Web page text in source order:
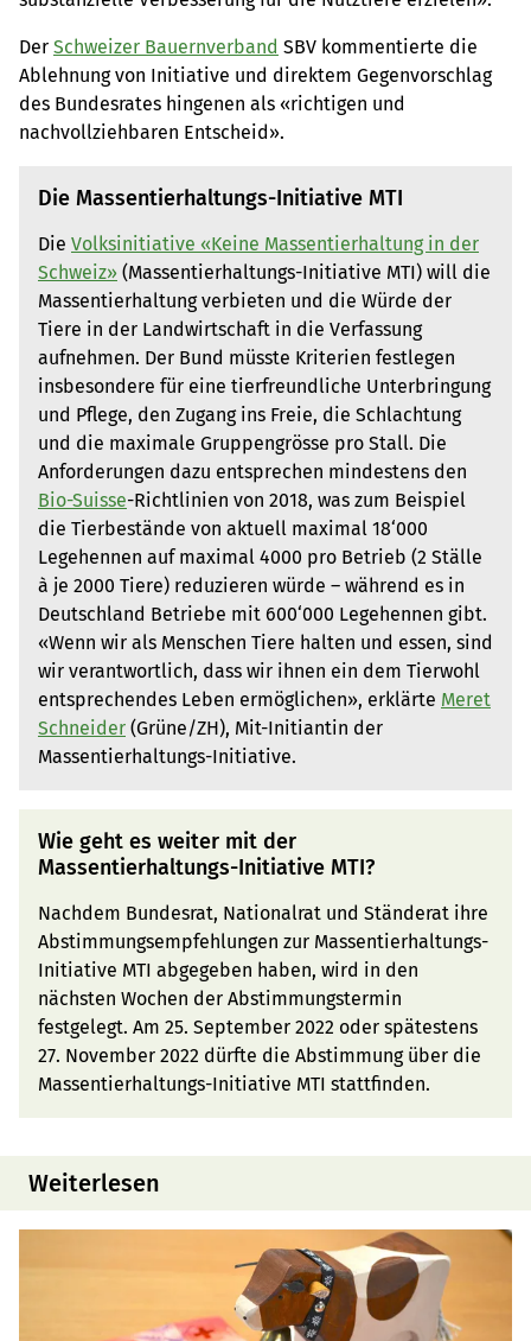
Der Schweizer Bauernverband SBV kommentierte die
Ablehnung von Initiative und direktem Gegenvorschlag
des Bundesrates hingenen als «richtigen und
nachvollziehbaren Entscheid».
Die Massentierhaltungs-Initiative MTI
Die Volksinitiative «Keine Massentierhaltung in der
Schweiz» (Massentierhaltungs-Initiative MTI) will die
Massentierhaltung verbieten und die Würde der
Tiere in der Landwirtschaft in die Verfassung
aufnehmen. Der Bund müsste Kriterien festlegen
insbesondere für eine tierfreundliche Unterbringung
und Pflege, den Zugang ins Freie, die Schlachtung
und die maximale Gruppengrösse pro Stall. Die
Anforderungen dazu entsprechen mindestens den
Bio-Suisse-Richtlinien von 2018, was zum Beispiel
die Tierbestände von aktuell maximal 18‘000
Legehennen auf maximal 4000 pro Betrieb (2 Ställe
à je 2000 Tiere) reduzieren würde – während es in
Deutschland Betriebe mit 600‘000 Legehennen gibt.
«Wenn wir als Menschen Tiere halten und essen, sind
wir verantwortlich, dass wir ihnen ein dem Tierwohl
entsprechendes Leben ermöglichen», erklärte Meret
Schneider (Grüne/ZH), Mit-Initiantin der
Massentierhaltungs-Initiative.
Wie geht es weiter mit der
Massentierhaltungs-Initiative MTI?
Nachdem Bundesrat, Nationalrat und Ständerat ihre
Abstimmungsempfehlungen zur Massentierhaltungs-
Initiative MTI abgegeben haben, wird in den
nächsten Wochen der Abstimmungstermin
festgelegt. Am 25. September 2022 oder spätestens
27. November 2022 dürfte die Abstimmung über die
Massentierhaltungs-Initiative MTI stattfinden.
Weiterlesen